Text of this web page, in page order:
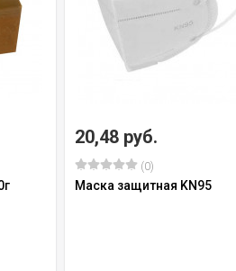
20,48 руб.
(0)
Маска защитная KN95